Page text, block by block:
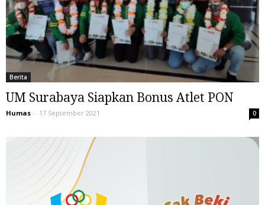
Berita
UM Surabaya Siapkan Bonus Atlet PON
Humas - 17 September 2021 0